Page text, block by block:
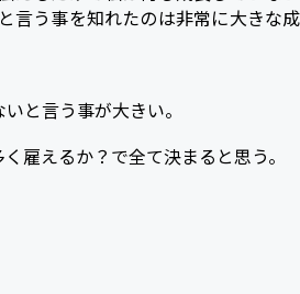
言う事を知れたのは非常に大きな
と言う事が大きい。
雇えるか？で全て決まると思う。